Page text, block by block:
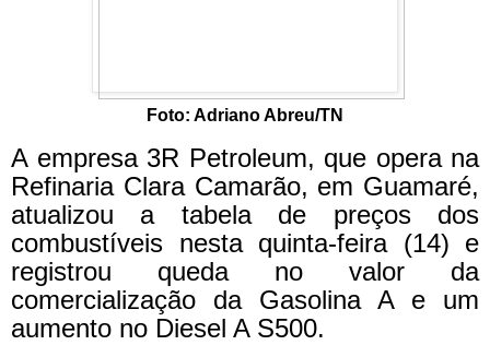
Foto: Adriano Abreu/TN
A empresa 3R Petroleum, que opera na
Refinaria Clara Camarão, em Guamaré,
atualizou a tabela de preços dos
combustíveis nesta quinta-feira (14) e
registrou queda no valor da
comercialização da Gasolina A e um
aumento no Diesel A S500.